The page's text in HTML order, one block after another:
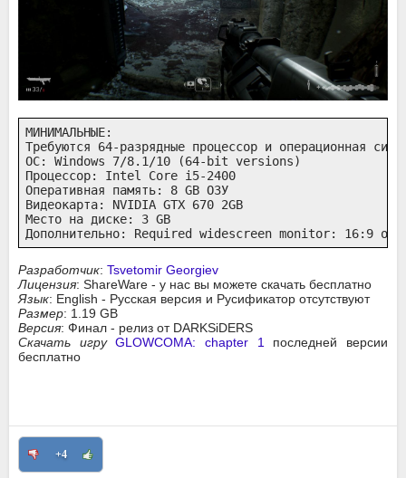
МИНИМАЛЬНЫЕ:
Требуются 64-разрядные процессор и операционная
ОС: Windows 7/8.1/10 (64-bit versions)
Процессор: Intel Core i5-2400
Оперативная память: 8 GB ОЗУ
Видеокарта: NVIDIA GTX 670 2GB
Место на диске: 3 GB
Дополнительно: Required widescreen monitor: 16:9 or
Разработчик: Tsvetomir Georgiev
Лицензия: ShareWare - у нас вы можете скачать бесплатно
Язык: English - Русская версия и Русификатор отсутствуют
Размер: 1.19 GB
Версия: Финал - релиз от DARKSiDERS
Скачать игруGLOWCOMA: chapter 1последней версии
бесплатно
+4